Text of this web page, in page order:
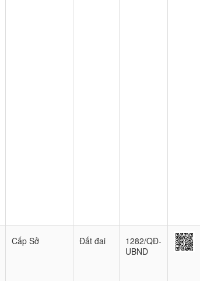
Cấp Sở Đất đai
1282/QĐ-
UBND